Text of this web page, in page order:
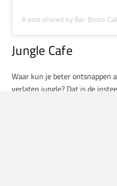
A post shared by Bar Bistro
Jungle Cafe
Waar kun je beter ontsnappen
verlaten jungle? Dat is de